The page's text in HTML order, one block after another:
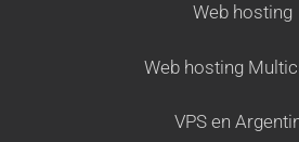
Web hosting
Web hosting
VPS en